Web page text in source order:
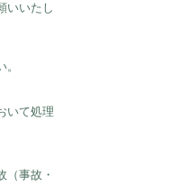
いいたし
いて処理
（事故・